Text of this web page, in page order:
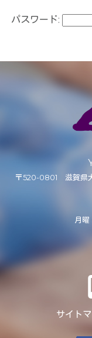
パスワード:
〒520-0801 滋賀県
月
サイト